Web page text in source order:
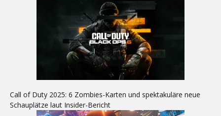
Call of Duty 2025: 6 Zombies-Karten und spektakuläre neue
Schauplätze laut Insider-Bericht